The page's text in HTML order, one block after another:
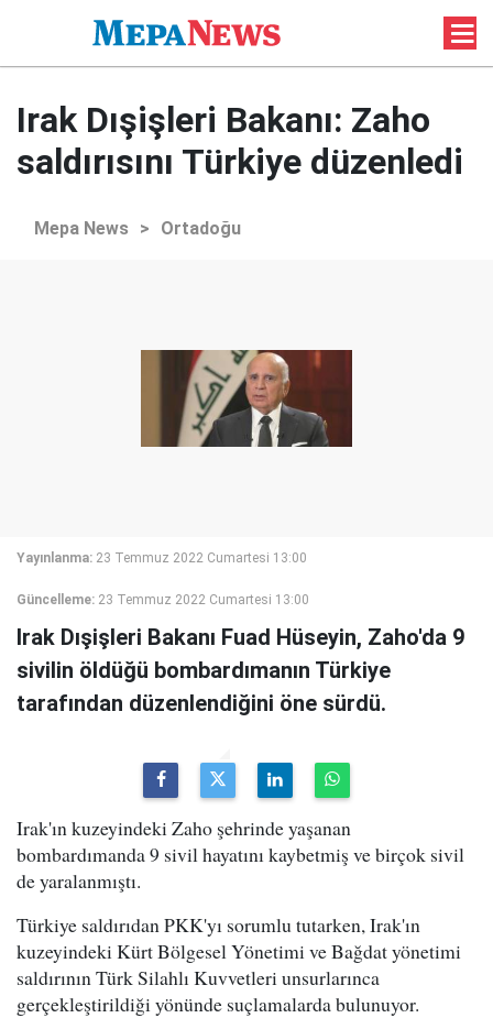
Irak Dışişleri Bakanı: Zaho
saldırısını Türkiye düzenledi
Mepa News > Ortadoğu
Yayınlanma: 23 Temmuz 2022 Cumartesi 13:00
Güncelleme: 23 Temmuz 2022 Cumartesi 13:00
Irak Dışişleri Bakanı Fuad Hüseyin, Zaho'da 9
sivilin öldüğü bombardımanın Türkiye
tarafından düzenlendiğini öne sürdü.
Irak'ın kuzeyindeki Zaho şehrinde yaşanan
bombardımanda 9 sivil hayatını kaybetmiş ve birçok sivil
de yaralanmıştı.
Türkiye saldırıdan PKK'yı sorumlu tutarken, Irak'ın
kuzeyindeki Kürt Bölgesel Yönetimi ve Bağdat yönetimi
saldırının Türk Silahlı Kuvvetleri unsurlarınca
gerçekleştirildiği yönünde suçlamalarda bulunuyor.